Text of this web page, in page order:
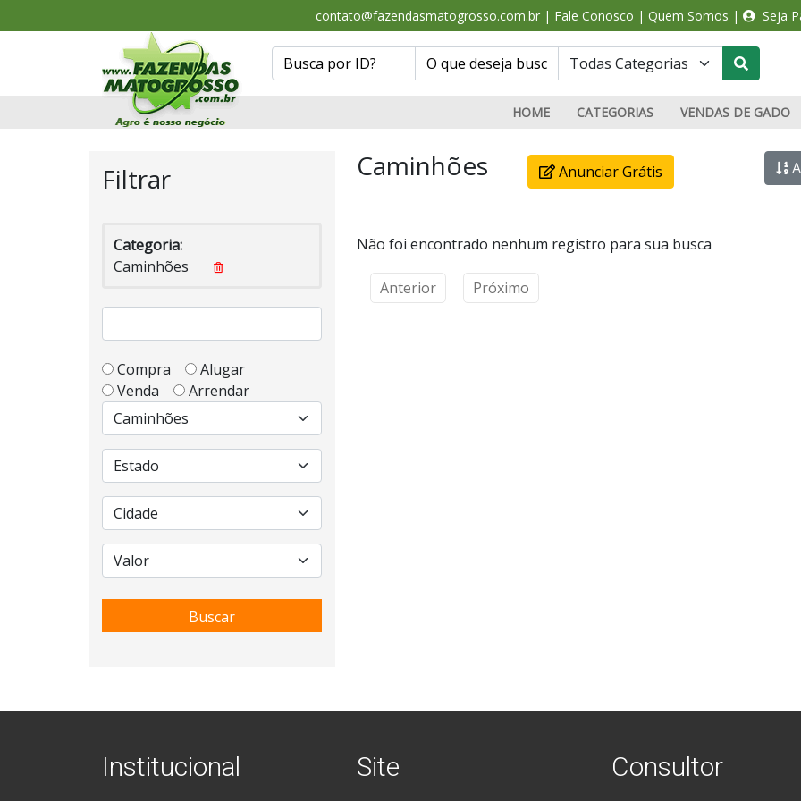
contato@fazendasmatogrosso.com.br| Fale Conosco | Quem Somos | Seja
HOME CATEGORIAS VENDAS DE GADO
Filtrar
Categoria:
Caminhões
Compra
Alugar
Venda
Arrendar
Buscar
Caminhões Anunciar Grátis
Não foi encontrado nenhum registro para sua busca
Anterior Próximo
Institucional Site Consultor